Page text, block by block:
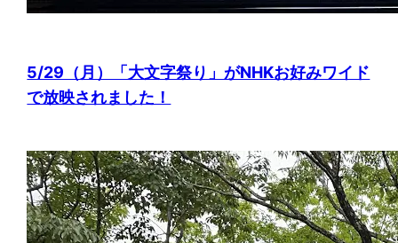
5/29（月）「大文字祭り」がNHKお好みワイド
で放映されました！